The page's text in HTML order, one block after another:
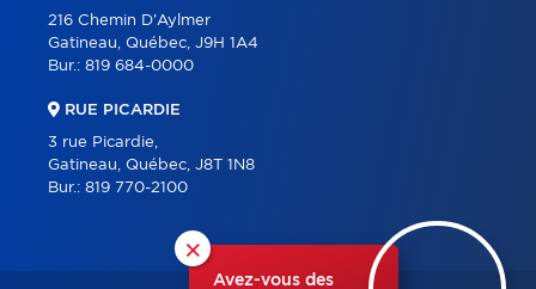
×
Avez-vous des
216 Chemin D'Aylmer
Gatineau, Québec, J9H 1A4
Bur.: 819 684-0000
RUE PICARDIE
3 rue Picardie,
Gatineau, Québec, J8T 1N8
Bur.: 819 770-2100